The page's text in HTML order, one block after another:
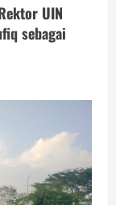
UIN
sebagai